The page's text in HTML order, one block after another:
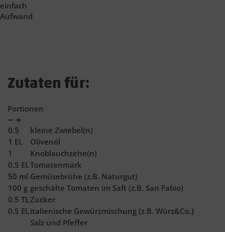
einfach
Aufwand
Zutaten für:
Portionen
Verringern
Zunahme
0.5
kleine Zwiebel(n)
1 EL
Olivenöl
1
Knoblauchzehe(n)
0.5 ELTomatenmark
50 ml Gemüsebrühe (z.B. Naturgut)
100 g geschälte Tomaten im Saft (z.B. San Fabio)
0.5 TL Zucker
0.5 EL italienische Gewürzmischung (z.B. Würz&Co.)
Salz und Pfeffer